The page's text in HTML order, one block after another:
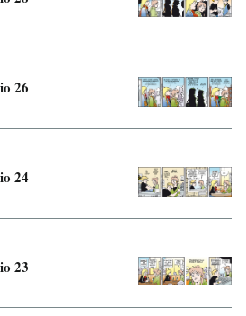
Mondiali calcio 2026
26
24
23